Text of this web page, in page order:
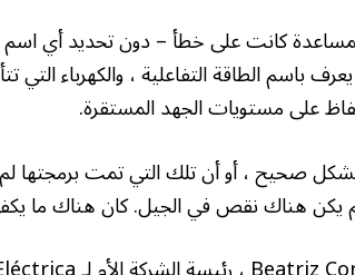
كانت على خطأ – دون تحديد أي
باسم الطاقة التفاعلية ، والكهرباء التي
على مستويات الجهد المستقرة.
صحيح ، أو أن تلك التي تمت برمجتها لم
لم يكن هناك نقص في الجيل. كان هناك ما